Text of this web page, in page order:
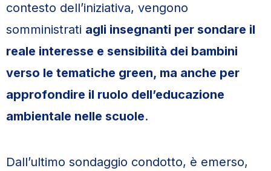
contesto dell’iniziativa, vengono
somministrati agli insegnanti per sondare il
reale interesse e sensibilità dei bambini
verso le tematiche green, ma anche per
approfondire il ruolo dell’educazione
ambientale nelle scuole.
Dall’ultimo sondaggio condotto, è emerso,